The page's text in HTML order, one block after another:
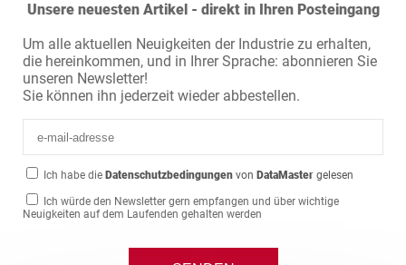
Unsere neuesten Artikel - direkt in Ihren Posteingang
Um alle aktuellen Neuigkeiten der Industrie zu erhalten,
die hereinkommen, und in Ihrer Sprache: abonnieren Sie
unseren Newsletter!
Sie können ihn jederzeit wieder abbestellen.
Ich habe die Datenschutzbedingungen von DataMaster gelesen
Ich würde den Newsletter gern empfangen und über wichtige
Neuigkeiten auf dem Laufenden gehalten werden